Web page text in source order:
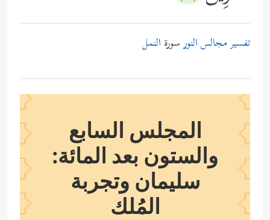
تفسير مجالس النورسورة النمل
المجلس السابع
والستون بعد المائة:
سليمان وتجربة
المُلك